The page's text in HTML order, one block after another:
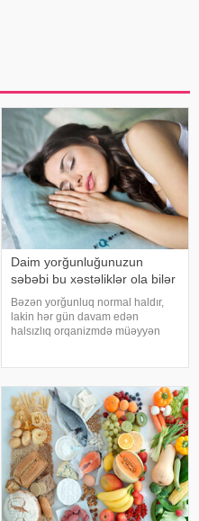
Daim yorğunluğunuzun
səbəbi bu xəstəliklər ola bilər
Bəzən yorğunluq normal haldır,
lakin hər gün davam edən
halsızlıq orqanizmdə müəyyən
qan azlığı, qalxanabənzər vəz
xəstəlikləri, şəkərl